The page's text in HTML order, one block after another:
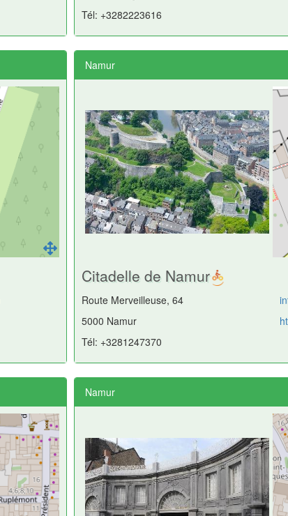
Tél: +3282223616
Namur
Citadelle de Namur
Route Merveilleuse, 64
5000 Namur
Tél: +3281247370
Namur